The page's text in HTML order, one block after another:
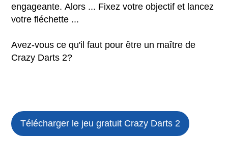
engageante. Alors ... Fixez votre objectif et lancez
votre fléchette ...
Avez-vous ce qu'il faut pour être un maître de
Crazy Darts 2?
Télécharger le jeu gratuit Crazy Darts 2